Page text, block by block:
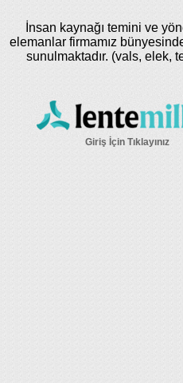
İnsan kaynağı temini ve
elemanlar firmamız
sunulmaktadır. (vals, elek,
Giriş İçin Tıklayınız